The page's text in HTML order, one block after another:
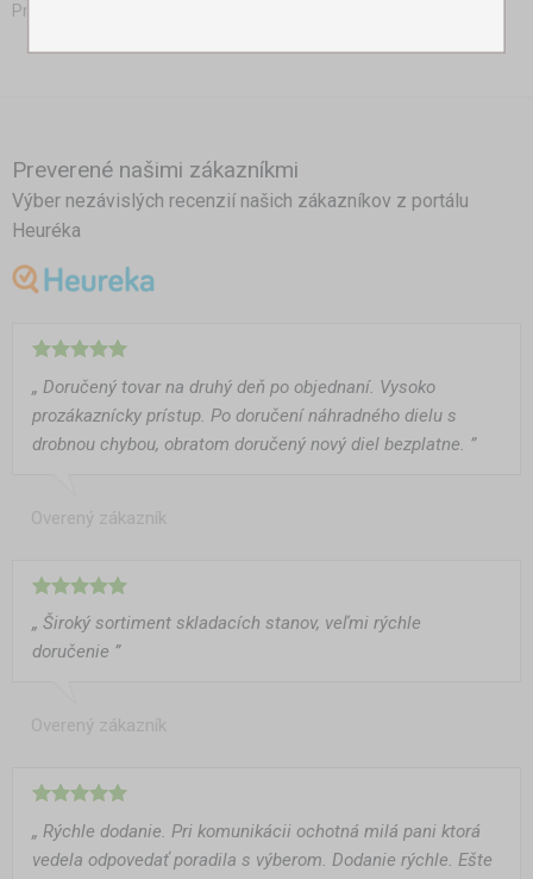
Predajný stánok
Preverené našimi zákazníkmi
Výber nezávislých recenzií našich zákazníkov z portálu
Heuréka
„ Doručený tovar na druhý deň po objednaní. Vysoko
prozákaznícky prístup. Po doručení náhradného dielu s
drobnou chybou, obratom doručený nový diel bezplatne. ”
Overený zákazník
„ Široký sortiment skladacích stanov, veľmi rýchle
doručenie ”
Overený zákazník
„ Rýchle dodanie. Pri komunikácii ochotná milá pani ktorá
vedela odpovedať poradila s výberom. Dodanie rýchle. Ešte